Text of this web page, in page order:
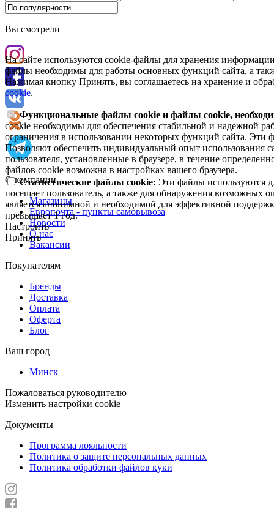
Вы смотрели
На сайте используются cookie-файлы для хранения
файлы необходимы для работы основных функций сайта, а
Нажимая кнопку Принять, вы соглашаетесь на хранение и
cookie.
Функциональные файлы cookie и файлы cookie,
cookie необходимы для обеспечения стабильной и надежной
ограничения в использовании некоторых функций сайта. Эти
Позволяют обеспечить индивидуальный опыт использования
пользователя, установленные в браузере, в течение
файлов cookie возможна в настройках вашего браузера.
Статистические файлы cookie: Эти файлы используются
посещает пользователь, а также для обнаружения возможных
является анонимной и необходимой для эффективной
превышает 1 год.
Настроить
Принять
О компании
Магазины
Европочта - пункты самовывоза
Новости
О нас
Вакансии
Покупателям
Бренды
Доставка
Оплата
Оферта
Блог
Ваш город
Минск
Пожаловаться руководителю
Изменить настройки cookie
Документы
Программа лояльности
Политика о защите персональных данных
Политика обработки файлов куки